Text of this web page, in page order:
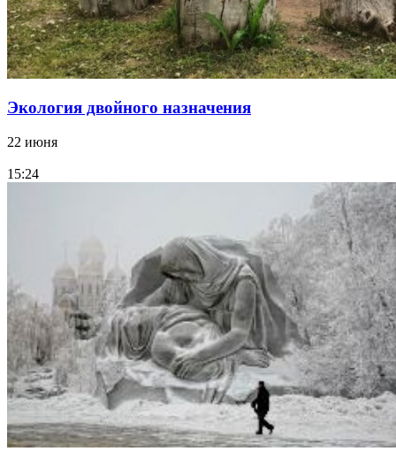
Экология двойного назначения
22 июня
15:24